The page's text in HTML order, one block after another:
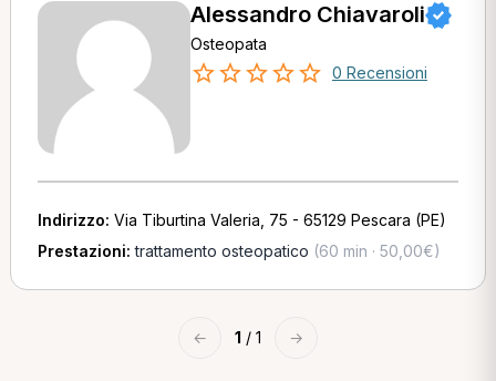
Alessandro Chiavaroli
Osteopata
0 Recensioni
Indirizzo: Via Tiburtina Valeria, 75 - 65129 Pescara (PE)
Prestazioni:trattamento osteopatico (60 min · 50,00€)
← 1 / 1 →